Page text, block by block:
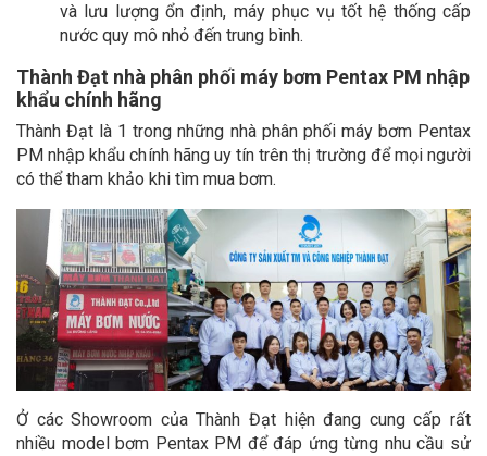
và lưu lượng ổn định, máy phục vụ tốt hệ thống cấp
nước quy mô nhỏ đến trung bình.
Thành Đạt nhà phân phối máy bơm Pentax PM nhập
khẩu chính hãng
Thành Đạt là 1 trong những nhà phân phối máy bơm Pentax
PM nhập khẩu chính hãng uy tín trên thị trường để mọi người
có thể tham khảo khi tìm mua bơm.
Ở các Showroom của Thành Đạt hiện đang cung cấp rất
nhiều model bơm Pentax PM để đáp ứng từng nhu cầu sử